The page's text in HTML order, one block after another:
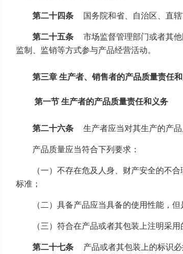
第二十四条
国务院和省、自治区、直
第二十五条
市场监督管理部门或者其
监制、监销等方式参与产品经营活动。
第三章 生产者、销售者的产品质量责任
第一节 生产者的产品质量责任和义务
第二十六条
生产者应当对其生产的产品
产品质量应当符合下列要求：
（一）不存在危及人身、财产安全的不
标准；
（二）具备产品应当具备的使用性能，
（三）符合在产品或者其包装上注明采
第二十七条
产品或者其包装上的标识